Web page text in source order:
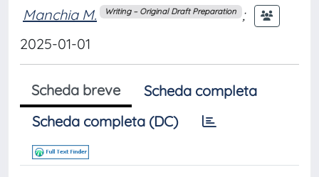
Manchia M. Writing – Original Draft Preparation ;
2025-01-01
Scheda breve
Scheda completa
Scheda completa (DC)